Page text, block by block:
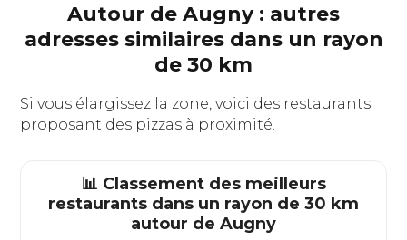
Autour de Augny : autres
adresses similaires dans un rayon
de 30 km
Si vous élargissez la zone, voici des restaurants
proposant des pizzas à proximité.
📊 Classement des meilleurs
restaurants dans un rayon de 30 km
autour de Augny